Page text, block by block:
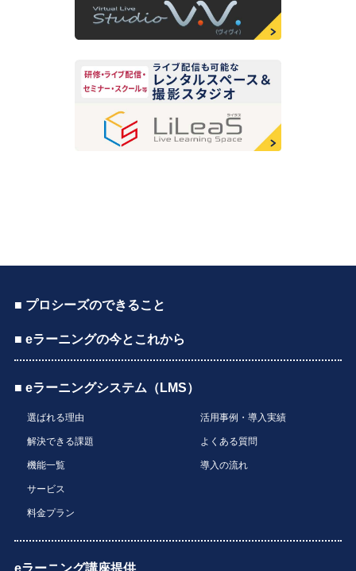
■ プロシーズのできること
■ eラーニングの今とこれから
■ eラーニングシステム（LMS）
選ばれる理由
解決できる課題
機能一覧
サービス
料金プラン
活用事例・導入実績
よくある質問
導入の流れ
eラーニング講座提供